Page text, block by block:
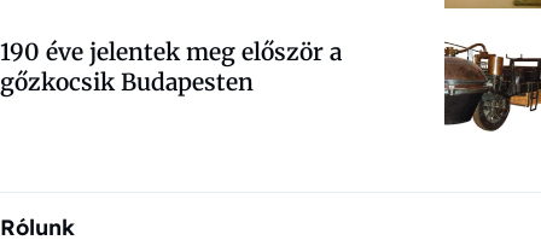
190 éve jelentek meg először a
gőzkocsik Budapesten
Rólunk